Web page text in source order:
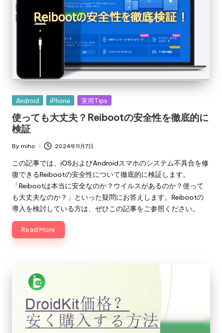
Posted
Android iPhone 実用Tips
使っても大丈夫？Reibootの安全性を徹底的に
検証
Posted
by
By miho 2024年11月7日
この記事では、iOSおよびAndroidスマホのシステム不具合を修
復できるReibootの安全性について徹底的に検証します。
「Reibootは本当に安全なのか？ウイルスがあるのか？使って
も大丈夫なのか？」といった疑問にお答えします。Reibootの
導入を検討している方は、ぜひこの記事をご参照ください。
Read More